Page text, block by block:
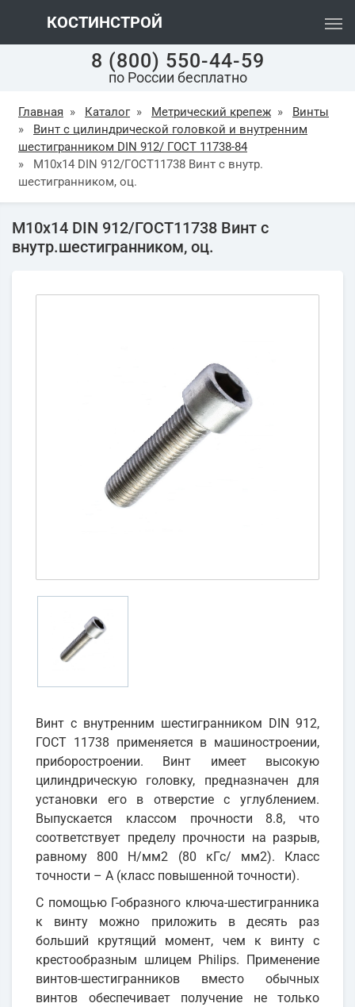
КОСТИНСТРОЙ
8 (800) 550-44-59
по России бесплатно
Главная » Каталог » Метрический крепеж »
Винты
»
Винт с цилиндрической головкой и внутренним
шестигранником DIN 912/ ГОСТ 11738-84
»
М10х14 DIN 912/ГОСТ11738 Винт с внутр.
шестигранником, оц.
М10х14 DIN 912/ГОСТ11738 Винт с
внутр.шестигранником, оц.
Винт с внутренним шестигранником DIN 912,
ГОСТ 11738 применяется в машиностроении,
приборостроении. Винт имеет высокую
цилиндрическую головку, предназначен для
установки его в отверстие с углублением.
Выпускается классом прочности 8.8, что
соответствует пределу прочности на разрыв,
равному 800 Н/мм2 (80 кГс/ мм2). Класс
точности – А (класс повышенной точности).
С помощью Г-образного ключа-шестигранника
к винту можно приложить в десять раз
больший крутящий момент, чем к винту с
крестообразным шлицем Philips. Применение
винтов-шестигранников вместо обычных
винтов обеспечивает получение не только